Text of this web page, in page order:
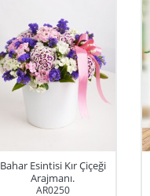
Bahar Esintisi Kır Çiçeği
Arajmanı.
AR0250